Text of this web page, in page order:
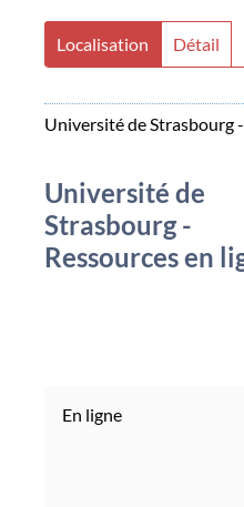
Localisation Détail
Université de Strasbourg
Université de
Strasbourg -
Ressources en
En ligne